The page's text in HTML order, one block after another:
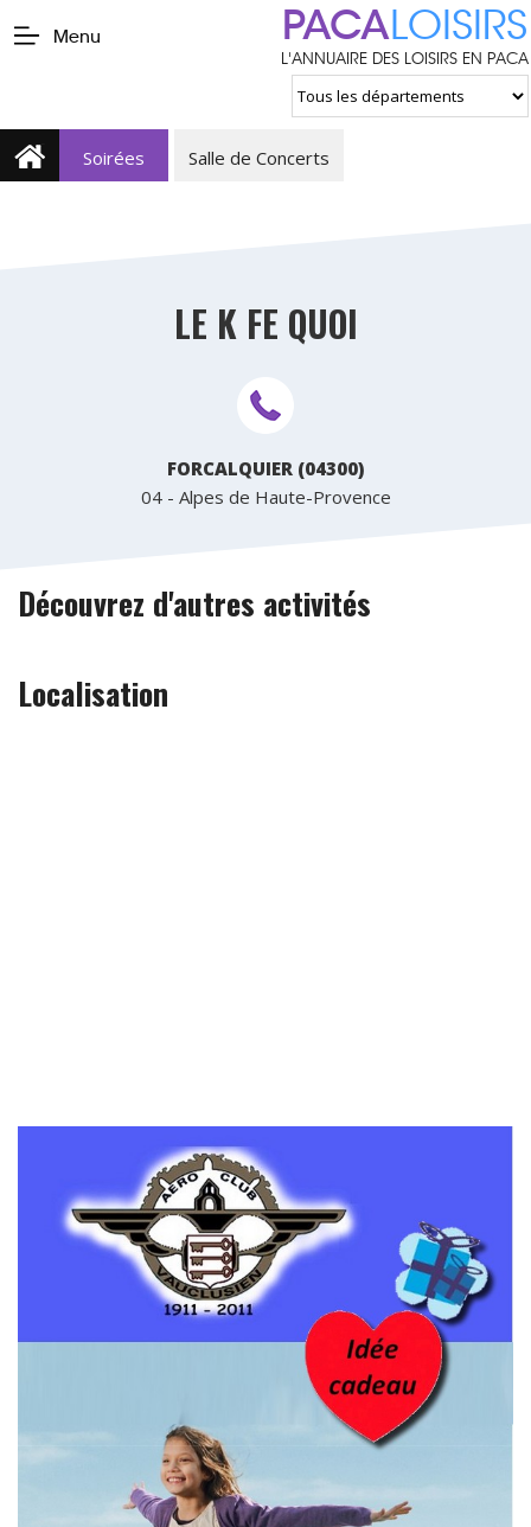
Menu PACALOISIRS
L'ANNUAIRE DES LOISIRS EN PACA
Soirées Salle de Concerts
LE K FE QUOI
FORCALQUIER (04300)
04 - Alpes de Haute-Provence
Découvrez d'autres activités
Localisation